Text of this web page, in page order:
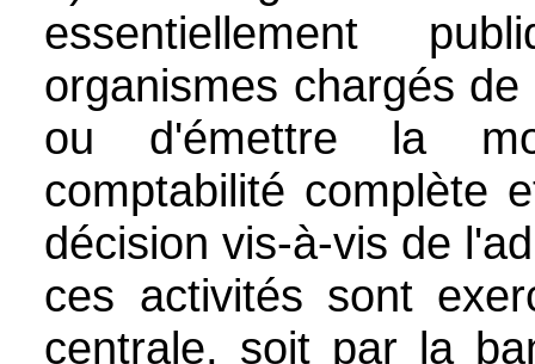
essentiellement
organismes chargés
ou d'émettre la
comptabilité complète
décision vis-à-vis de
ces activités sont
centrale, soit par la